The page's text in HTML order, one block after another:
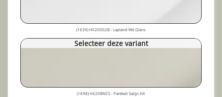
(1639) HX20002B - Lapland Wit Glans
Selecteer deze variant
(1698) HX20BNCS - Parelwit Satijn HX